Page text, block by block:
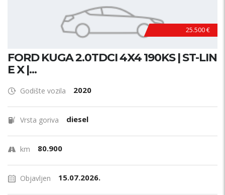
25.500 €
FORD KUGA 2.0TDCI 4X4 190KS | ST-LIN
E X |...
Godište vozila 2020
Vrsta goriva diesel
km 80.900
Objavljen 15.07.2026.